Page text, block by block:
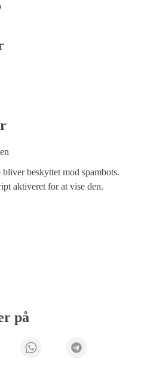
bliver beskyttet mod spambots.
aktiveret for at vise den.
på